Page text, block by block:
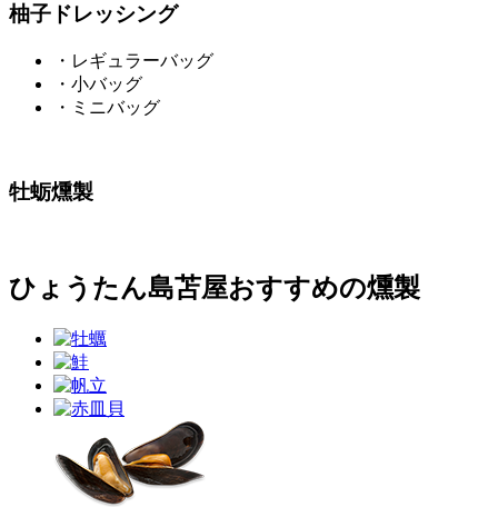
柚子ドレッシング
・レギュラーバッグ
・小バッグ
・ミニバッグ
牡蛎燻製
ひょうたん島苫屋おすすめの燻製